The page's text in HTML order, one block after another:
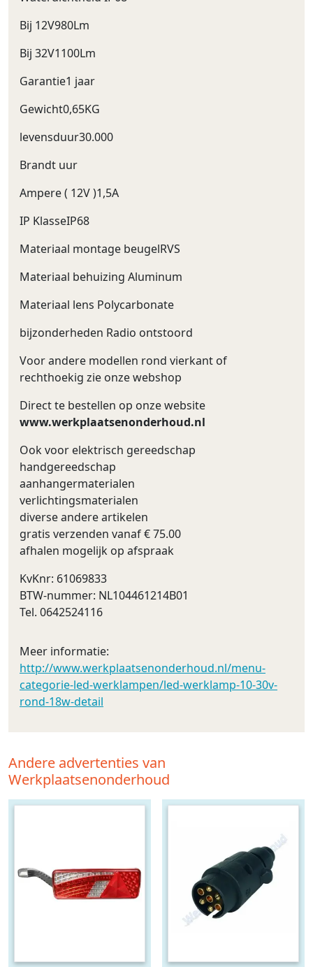
Bij 12V980Lm
Bij 32V1100Lm
Garantie1 jaar
Gewicht0,65KG
levensduur30.000
Brandt uur
Ampere ( 12V )1,5A
IP KlasseIP68
Materiaal montage beugelRVS
Materiaal behuizing Aluminum
Materiaal lens Polycarbonate
bijzonderheden Radio ontstoord
Voor andere modellen rond vierkant of
rechthoekig zie onze webshop
Direct te bestellen op onze website
www.werkplaatsenonderhoud.nl
Ook voor elektrisch gereedschap
handgereedschap
aanhangermaterialen
verlichtingsmaterialen
diverse andere artikelen
gratis verzenden vanaf € 75.00
afhalen mogelijk op afspraak
KvKnr: 61069833
BTW-nummer: NL104461214B01
Tel. 0642524116
Meer informatie:
http://www.werkplaatsenonderhoud.nl/menu-
categorie-led-werklampen/led-werklamp-10-30v-
rond-18w-detail
Andere advertenties van
Werkplaatsenonderhoud